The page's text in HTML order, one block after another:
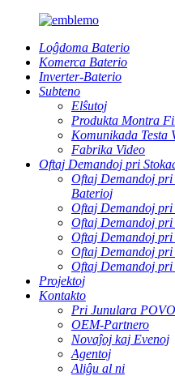
Loĝdoma Baterio
Komerca Baterio
Inverter-Baterio
Subteno
Elŝutoj
Produkta Montra
Komunikada Testa
Fabrika Video
Oftaj Demandoj pri
Oftaj Demandoj
Baterioj
Oftaj Demandoj pri
Oftaj Demandoj
Oftaj Demandoj pri
Oftaj Demandoj
Oftaj Demandoj pri
Projektoj
Kontakto
Pri Junulara POVO
OEM-Partnero
Novaĵoj kaj Evenoj
Agentoj
Aliĝu al ni